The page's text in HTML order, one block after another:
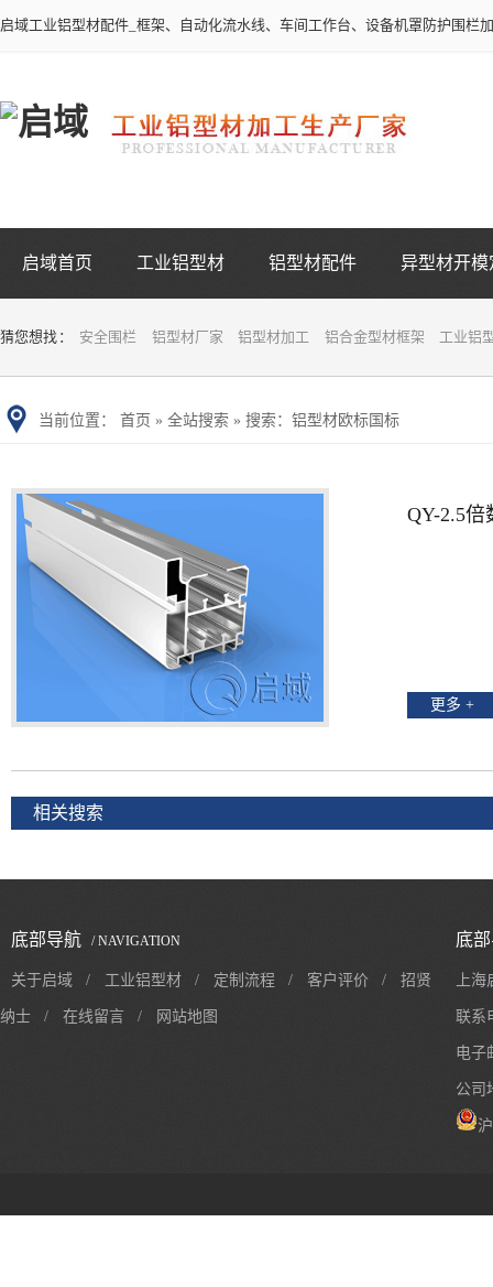
启域工业铝型材配件_框架、自动化流水线、车间工作台、设备机罩防护围栏
启域首页 工业铝型材 铝型材配件 异型材开模
猜您想找 ： 安全围栏 铝型材厂家 铝型材加工 铝合金型材框架 工业铝
当前位置： 首页 » 全站搜索 » 搜索：铝型材欧标国标
QY-2.5倍
更多 +
相关搜索
底部导航 / NAVIGATION
关于启域 / 工业铝型材 / 定制流程 / 客户评价 / 招贤
纳士 / 在线留言 / 网站地图
底
上
联系
电子
公司